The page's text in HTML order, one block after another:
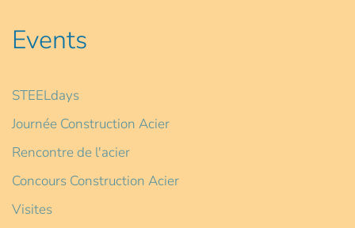
Events
STEELdays
Journée Construction Acier
Rencontre de l'acier
Concours Construction Acier
Visites